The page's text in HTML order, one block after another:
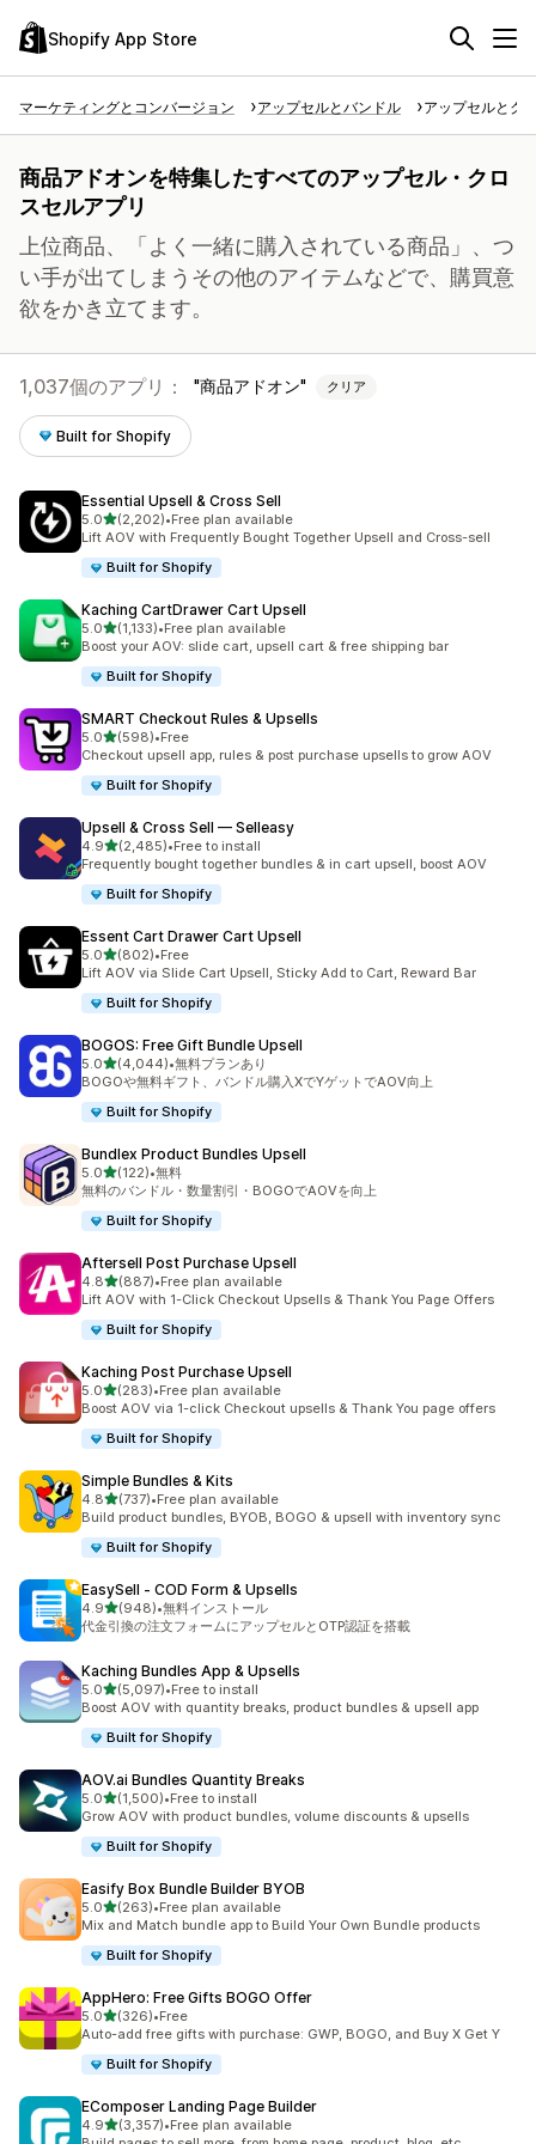
Shopify App Store
マーケティングとコンバージョン アップセルとバンドル アップセルとク
商品アドオンを特集したすべてのアップセル・クロ
スセルアプリ
上位商品、「よく一緒に購入されている商品」、つ
い手が出てしまうその他のアイテムなどで、購買意
欲をかき立てます。
1,037個のアプリ： 商品アドオン クリア
Built for Shopify
Essential Upsell & Cross Sell
5.05つ星中
(2,202)
合計レビュー数：2202件
•Free plan available
Lift AOV with Frequently Bought Together Upsell and Cross-sell
Built for Shopify
Kaching CartDrawer Cart Upsell
5.05つ星中
(1,133)
合計レビュー数：1133件
•Free plan available
Boost your AOV: slide cart, upsell cart & free shipping bar
Built for Shopify
SMART Checkout Rules & Upsells
5.05つ星中
(598)
合計レビュー数：598件
•Free
Checkout upsell app, rules & post purchase upsells to grow AOV
Built for Shopify
Upsell & Cross Sell — Selleasy
4.95つ星中
(2,485)
合計レビュー数：2485件
•Free to install
Frequently bought together bundles & in cart upsell, boost AOV
Built for Shopify
Essent Cart Drawer Cart Upsell
5.05つ星中
(802)
合計レビュー数：802件
•Free
Lift AOV via Slide Cart Upsell, Sticky Add to Cart, Reward Bar
Built for Shopify
BOGOS: Free Gift Bundle Upsell
5.05つ星中
(4,044)
合計レビュー数：4044件
•無料プランあり
BOGOや無料ギフト、バンドル購入XでYゲットでAOV向上
Built for Shopify
Bundlex Product Bundles Upsell
5.05つ星中
(122)
合計レビュー数：122件
•無料
無料のバンドル・数量割引・BOGOでAOVを向上
Built for Shopify
Aftersell Post Purchase Upsell
4.85つ星中
(887)
合計レビュー数：887件
•Free plan available
Lift AOV with 1-Click Checkout Upsells & Thank You Page Offers
Built for Shopify
Kaching Post Purchase Upsell
5.05つ星中
(283)
合計レビュー数：283件
•Free plan available
Boost AOV via 1-click Checkout upsells & Thank You page offers
Built for Shopify
Simple Bundles & Kits
4.85つ星中
(737)
合計レビュー数：737件
•Free plan available
Build product bundles, BYOB, BOGO & upsell with inventory sync
Built for Shopify
EasySell ‑ COD Form & Upsells
4.95つ星中
(948)
合計レビュー数：948件
•無料インストール
代金引換の注文フォームにアップセルとOTP認証を搭載
Kaching Bundles App & Upsells
5.05つ星中
(5,097)
合計レビュー数：5097件
•Free to install
Boost AOV with quantity breaks, product bundles & upsell app
Built for Shopify
AOV.ai Bundles Quantity Breaks
5.05つ星中
(1,500)
合計レビュー数：1500件
•Free to install
Grow AOV with product bundles, volume discounts & upsells
Built for Shopify
Easify Box Bundle Builder BYOB
5.05つ星中
(263)
合計レビュー数：263件
•Free plan available
Mix and Match bundle app to Build Your Own Bundle products
Built for Shopify
AppHero: Free Gifts BOGO Offer
5.05つ星中
(326)
合計レビュー数：326件
•Free
Auto-add free gifts with purchase: GWP, BOGO, and Buy X Get Y
Built for Shopify
EComposer Landing Page Builder
4.95つ星中
(3,357)
合計レビュー数：3357件
•Free plan available